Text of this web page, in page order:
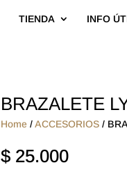
TIENDA INFO
BRAZALETE
Home /ACCESORIOS /
$ 25.000